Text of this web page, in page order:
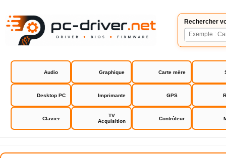
Rechercher
Audio Graphique Carte mère
Desktop PC Imprimante GPS
Clavier
TV
Acquisition
Contrôleur
Asus P4P800 drivers bios